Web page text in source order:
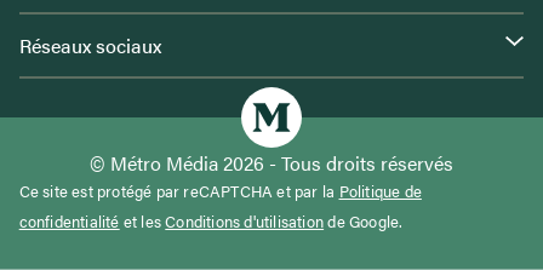
Réseaux sociaux
© Métro Média 2026 - Tous droits réservés
Ce site est protégé par reCAPTCHA et par la Politique de
confidentialité et lesConditions d'utilisationde Google.